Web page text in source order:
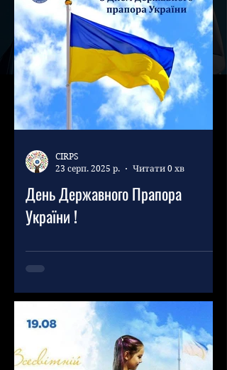
День Державного Прапора
України !
CIRPS
23 серп. 2025 р.
Читати 0 хв